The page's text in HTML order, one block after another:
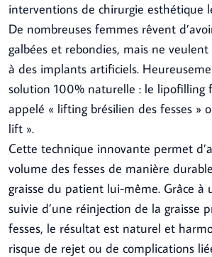
interventions de chirurgie esthétique
De nombreuses femmes rêvent
galbées et rebondies, mais ne
à des implants artificiels.
solution 100% naturelle : le lipofilling
appelé « lifting brésilien des fesses »
lift ».
Cette technique innovante permet
volume des fesses de manière
graisse du patient lui-même. Grâce à
suivie d’une réinjection de la graisse
fesses, le résultat est naturel et
risque de rejet ou de complications